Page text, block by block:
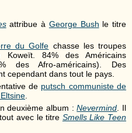
attribue à George Bush le titre
du Golfe chasse les troupes
Koweït. 84% des Américains
des Afro-américains). Des
cependant dans tout le pays.
de putsch communiste de
deuxième album :Nevermind . Il
avec le titre Smells Like Teen